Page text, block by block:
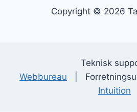
Copyright © 2026
Teknisk
Webbureau |
Intuition